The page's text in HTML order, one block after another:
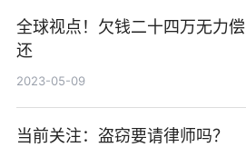
全球视点！欠钱二十四万无力偿
还
2023-05-09
当前关注：盗窃要请律师吗？